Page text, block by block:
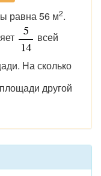
равна 56 м2.
всей
На сколько
другой